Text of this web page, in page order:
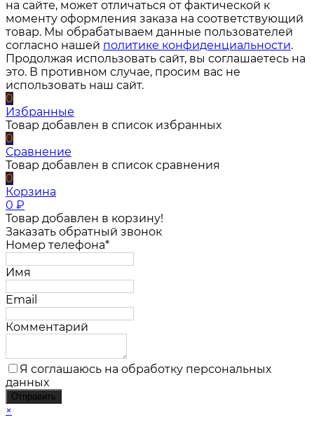
на сайте, может отличаться от фактической к
моменту оформления заказа на соответствующий
товар. Мы обрабатываем данные пользователей
согласно нашей политике конфиденциальности.
Продолжая использовать сайт, вы соглашаетесь на
это. В противном случае, просим вас не
использовать наш сайт.
0
Избранные
Товар добавлен в список избранных
0
Сравнение
Товар добавлен в список сравнения
0
Корзина
0 ₽
Товар добавлен в корзину!
Заказать обратный звонок
Номер телефона*
Имя
Email
Комментарий
Я соглашаюсь на обработку персональных
данных
×